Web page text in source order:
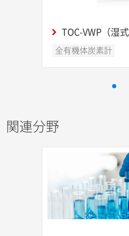
TOC-VWP（湿
全有機体炭素計
関連分野